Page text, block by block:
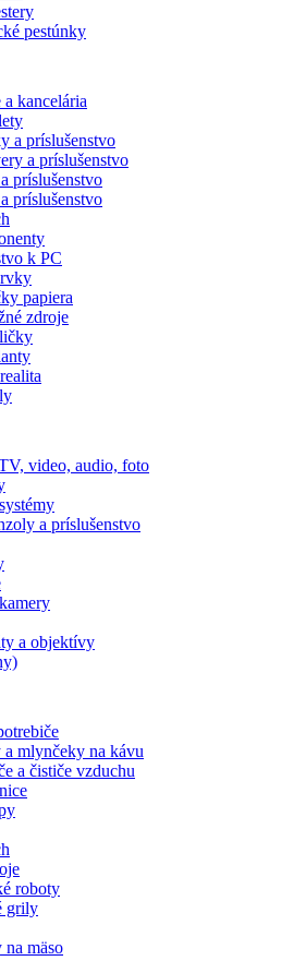
pestúnky
a kancelária
a príslušenstvo
a príslušenstvo
príslušenstvo
príslušenstvo
k PC
papiera
zdroje
video, audio, foto
a príslušenstvo
a objektívy
mlynčeky na kávu
a čističe vzduchu
roboty
grily
mäso